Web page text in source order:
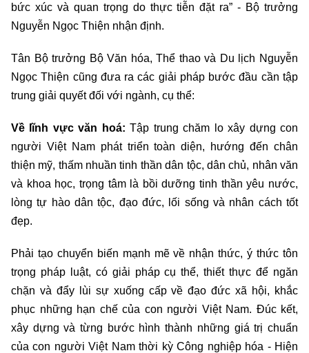
bức xúc và quan trọng do thực tiễn đặt ra” - Bộ trưởng
Nguyễn Ngọc Thiện nhận định.
Tân Bộ trưởng Bộ Văn hóa, Thể thao và Du lịch Nguyễn
Ngọc Thiện cũng đưa ra các giải pháp bước đầu cần tập
trung giải quyết đối với ngành, cụ thể:
Về lĩnh vực văn hoá: Tập trung chăm lo xây dựng con
người Việt Nam phát triển toàn diện, hướng đến chân
thiện mỹ, thấm nhuần tinh thần dân tộc, dân chủ, nhân văn
và khoa học, trọng tâm là bồi dưỡng tinh thần yêu nước,
lòng tự hào dân tộc, đạo đức, lối sống và nhân cách tốt
đẹp.
Phải tạo chuyển biến mạnh mẽ về nhận thức, ý thức tôn
trọng pháp luật, có giải pháp cụ thể, thiết thực để ngăn
chặn và đẩy lùi sự xuống cấp về đạo đức xã hội, khắc
phục những hạn chế của con người Việt Nam. Đúc kết,
xây dựng và từng bước hình thành những giá trị chuẩn
của con người Việt Nam thời kỳ Công nghiệp hóa - Hiện